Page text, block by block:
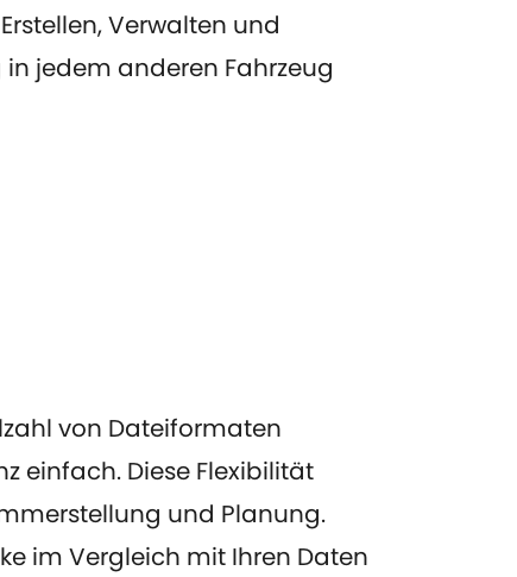
Verwalten und
jedem anderen Fahrzeug
von Dateiformaten
einfach. Diese Flexibilität
und Planung.
im Vergleich mit Ihren Daten